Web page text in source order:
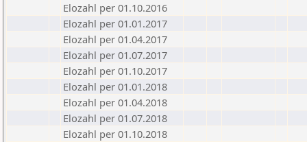
Elozahl per 01.10.2016
Elozahl per 01.01.2017
Elozahl per 01.04.2017
Elozahl per 01.07.2017
Elozahl per 01.10.2017
Elozahl per 01.01.2018
Elozahl per 01.04.2018
Elozahl per 01.07.2018
Elozahl per 01.10.2018